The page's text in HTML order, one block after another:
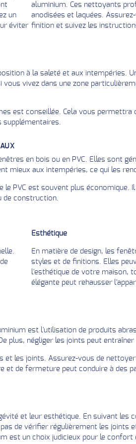
un
éviter
aluminium. Ces nettoyants
anodisées et laquées.
finition et suivez les
à la saleté et aux intempéries.
vivez dans une zone
est conseillée. Cela vous
en bois ou en PVC. Elles sont
mieux aux intempéries, ce qui les
PVC est souvent plus
de construction.
Esthétique
En matière de design, les
styles et de finitions. Elles
l'esthétique de votre maison,
élégante peut rehausser
est l'utilisation de produits
plus, négliger les joints peut
les joints. Assurez-vous de
de fermeture peut conduire à des
et leur esthétique. En suivant les
de vérifier régulièrement les joints
est un choix judicieux pour le confort